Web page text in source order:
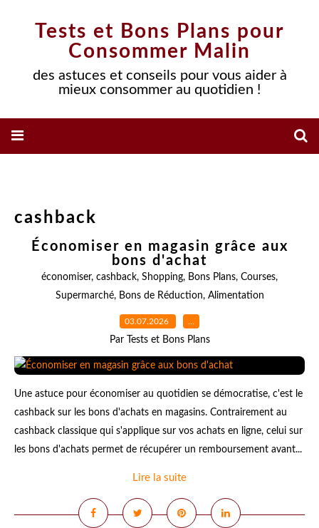
Tests et Bons Plans pour
Consommer Malin
des astuces et conseils pour vous aider à
mieux consommer au quotidien !
cashback
Économiser en magasin grâce aux
bons d'achat
économiser, cashback, Shopping, Bons Plans, Courses,
Supermarché, Bons de Réduction, Alimentation
03.07.2026 …
Par Tests et Bons Plans
Une astuce pour économiser au quotidien se démocratise, c'est le
cashback sur les bons d'achats en magasins. Contrairement au
cashback classique qui s'applique sur vos achats en ligne, celui sur
les bons d'achats permet de récupérer un remboursement avant...
Lire la suite